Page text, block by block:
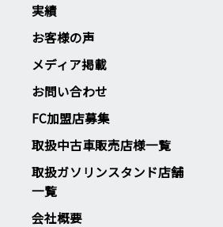
実績
お客様の声
メディア掲載
お問い合わせ
FC加盟店募集
取扱中古車販売店様一覧
取扱ガソリンスタンド店舗
一覧
会社概要